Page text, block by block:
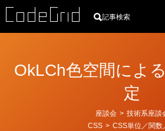
記事検索
OkLCh色空間によ
定
座談会 > 技術系座談
CSS > CSS単位／関数